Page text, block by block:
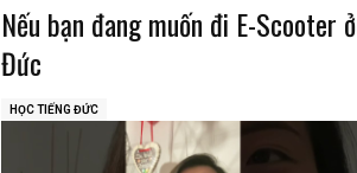
Nếu bạn đang muốn đi E-Scooter ở
Đức
HỌC TIẾNG ĐỨC